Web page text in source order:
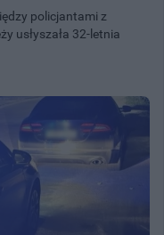
policjantami z
usłyszała 32-letnia